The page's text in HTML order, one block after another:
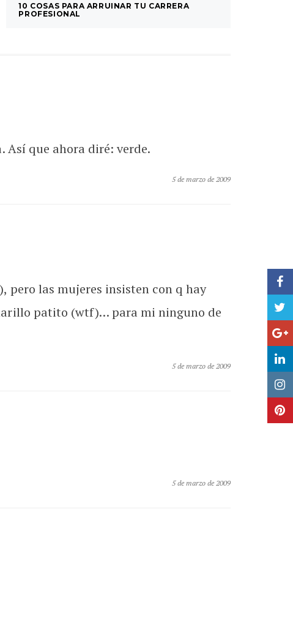
10 COSAS PARA ARRUINAR TU CARRERA
PROFESIONAL
Así que ahora diré: verde.
5 de marzo de 2009
pero las mujeres insisten con q hay
patito (wtf)… para mi ninguno de
5 de marzo de 2009
5 de marzo de 2009